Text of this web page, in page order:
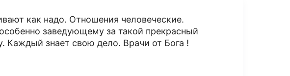
как надо. Отношения человеческие.
заведующему за такой прекрасный
Каждый знает свою дело. Врачи от Бога !